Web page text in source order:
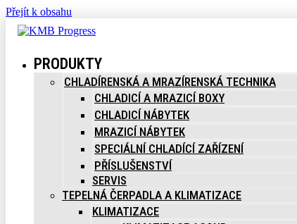
Přejít k obsahu
PRODUKTY
CHLADÍRENSKÁ A MRAZÍRENSKÁ TECHNIKA
CHLADICÍ A MRAZICÍ BOXY
CHLADICÍ NÁBYTEK
MRAZICÍ NÁBYTEK
SPECIÁLNÍ CHLADÍCÍ ZAŘÍZENÍ
PŘÍSLUŠENSTVÍ
SERVIS
TEPELNÁ ČERPADLA A KLIMATIZACE
KLIMATIZACE